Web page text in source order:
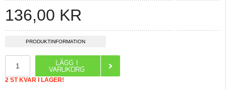
136,00 KR
PRODUKTINFORMATION
2 ST KVAR I LAGER!